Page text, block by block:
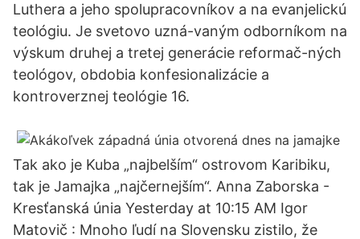
Luthera a jeho spolupracovníkov a na evanjelickú
teológiu. Je svetovo uzná-vaným odborníkom na
výskum druhej a tretej generácie reformač-ných
teológov, obdobia konfesionalizácie a
kontroverznej teológie 16.
Tak ako je Kuba „najbelším“ ostrovom Karibiku,
tak je Jamajka „najčernejším“. Anna Zaborska -
Kresťanská únia Yesterday at 10:15 AM Igor
Matovič : Mnoho ľudí na Slovensku zistilo, že